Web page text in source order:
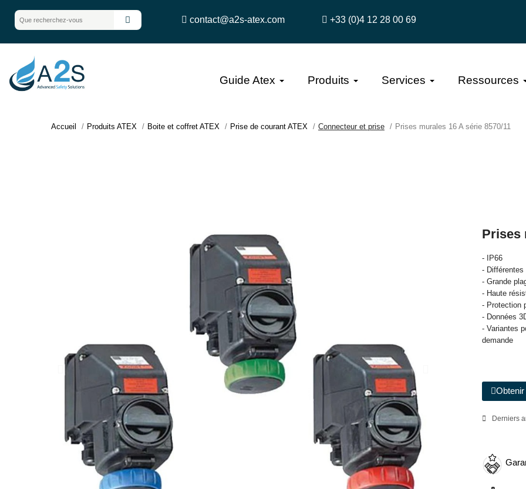
contact@a2s-atex.com +33 (0)4 12 28 00 69
Guide Atex Produits Services Ressources
Accueil Produits ATEX Boite et coffret ATEX Prise de courant ATEX Connecteur et prise Prises murales 16 A série 8570/11
Prises
- IP66
- Différentes
- Grande
- Haute
- Protection
- Données
- Variantes
demande
Derniers